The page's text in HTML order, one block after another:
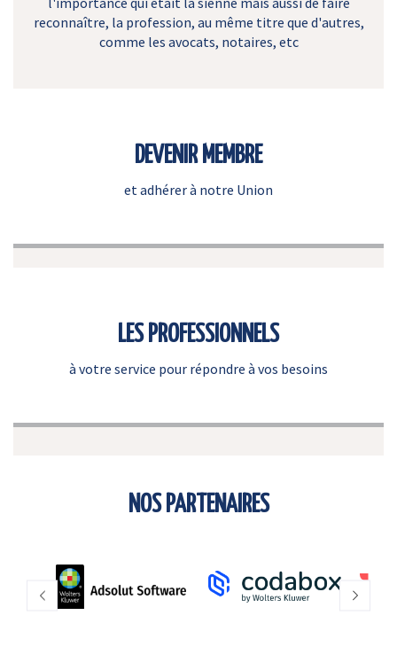
reconnaître, la profession, au même titre que d'autres,
comme les avocats, notaires, etc
DEVENIR MEMBRE
et adhérer à notre Union
LES PROFESSIONNELS
à votre service pour répondre à vos besoins
NOS PARTENAIRES